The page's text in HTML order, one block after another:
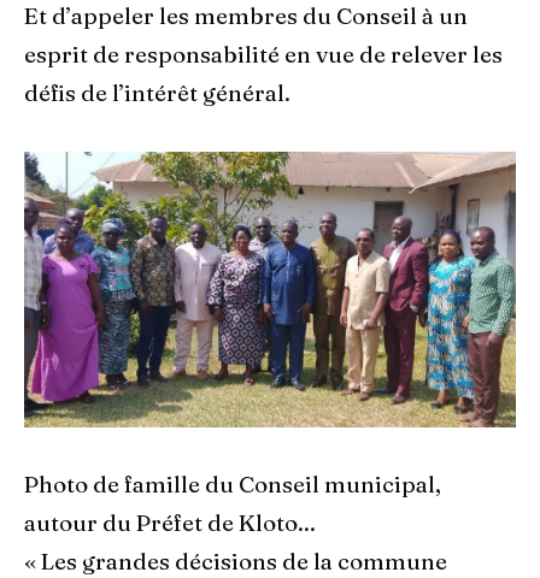
Et d’appeler les membres du Conseil à un
esprit de responsabilité en vue de relever les
défis de l’intérêt général.
Photo de famille du Conseil municipal,
autour du Préfet de Kloto...
« Les grandes décisions de la commune